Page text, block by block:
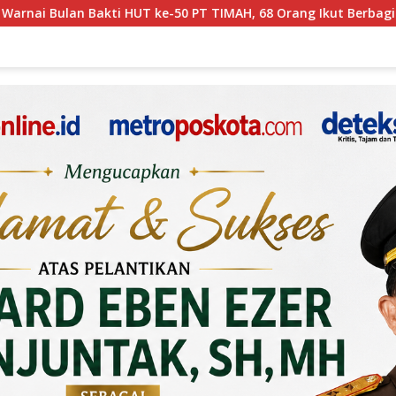
68 Orang Ikut Berbagi PT TIMAH Bangun Rumah